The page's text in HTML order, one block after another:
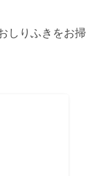
しりふきをお掃